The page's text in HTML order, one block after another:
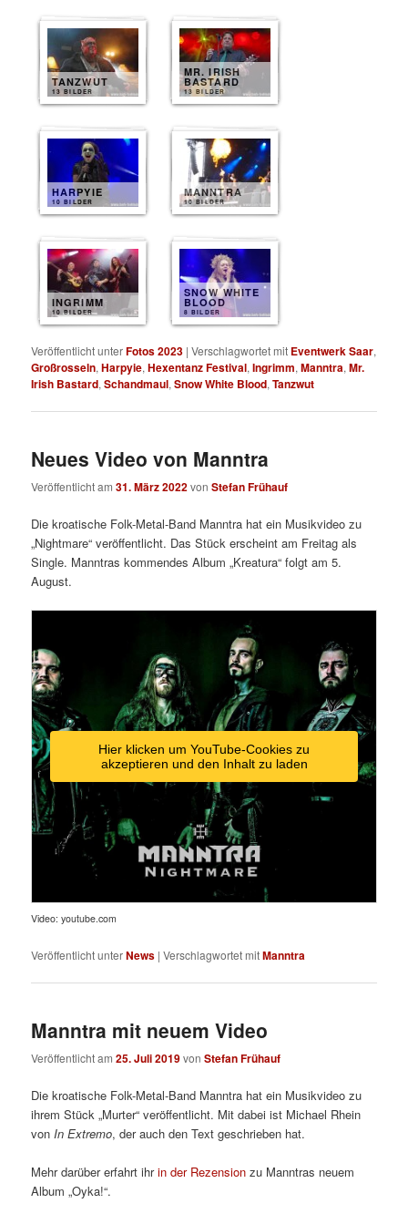
TANZWUT
13 BILDER
MR. IRISH
BASTARD
13 BILDER
HARPYIE
10 BILDER
MANNTRA
10 BILDER
INGRIMM
10 BILDER
SNOW WHITE
BLOOD
8 BILDER
Veröffentlicht unterFotos 2023 |Verschlagwortet mit Eventwerk Saar,
Großrosseln,Harpyie,Hexentanz Festival,Ingrimm,Manntra,Mr.
Irish Bastard,Schandmaul,Snow White Blood,Tanzwut
Neues Video von Manntra
Veröffentlicht am31. März 2022vonStefan Frühauf
Die kroatische Folk-Metal-Band Manntra hat ein Musikvideo zu
„Nightmare“ veröffentlicht. Das Stück erscheint am Freitag als
Single. Manntras kommendes Album „Kreatura“ folgt am 5.
August.
Hier klicken um YouTube-Cookies zu
akzeptieren und den Inhalt zu laden
Video: youtube.com
Veröffentlicht unterNews |Verschlagwortet mitManntra
Manntra mit neuem Video
Veröffentlicht am25. Juli 2019vonStefan Frühauf
Die kroatische Folk-Metal-Band Manntra hat ein Musikvideo zu
ihrem Stück „Murter“ veröffentlicht. Mit dabei ist Michael Rhein
vonIn Extremo, der auch den Text geschrieben hat.
Mehr darüber erfahrt ihrin der Rezension zu Manntras neuem
Album „Oyka!“.